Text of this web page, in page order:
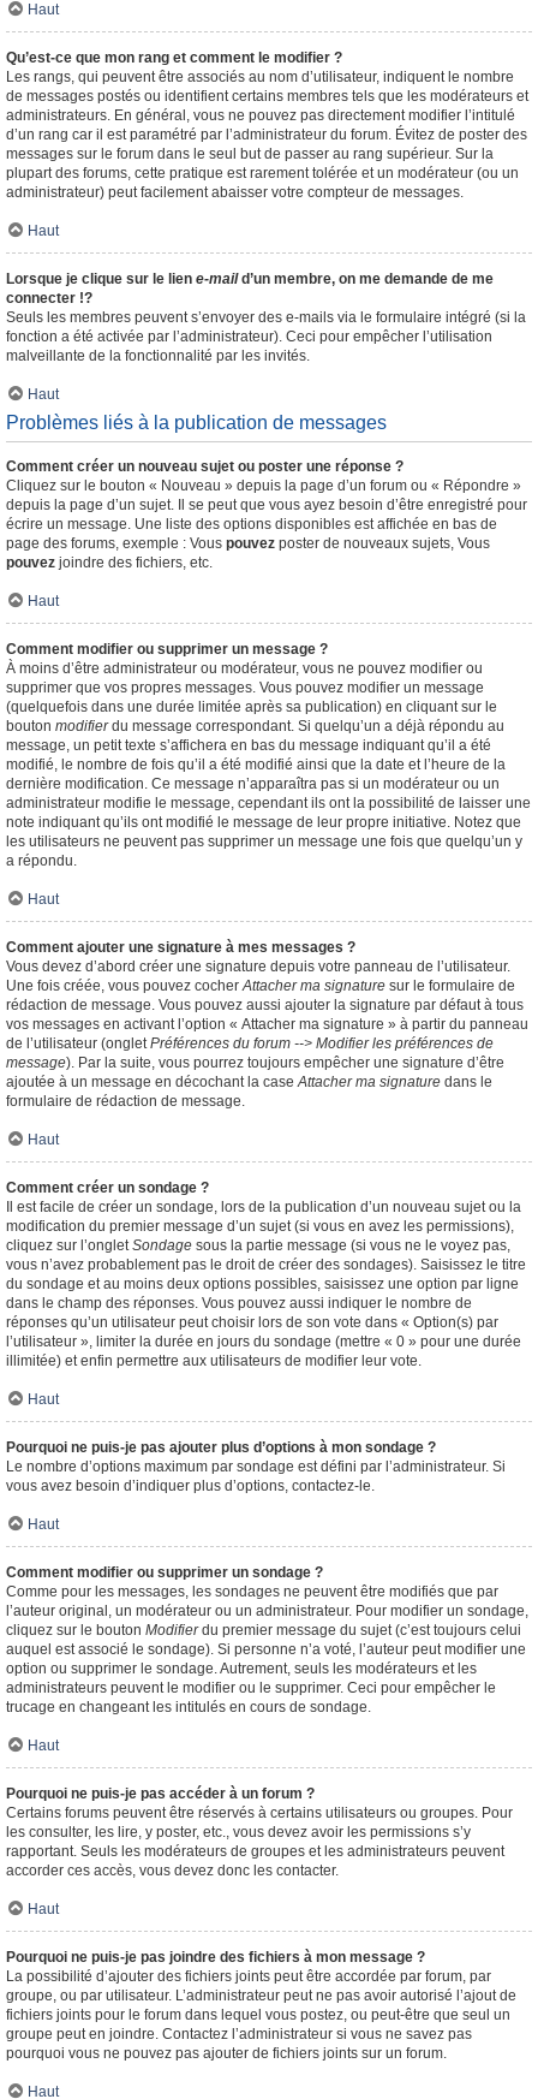
Haut
Qu’est-ce que mon rang et comment le modifier ?
Les rangs, qui peuvent être associés au nom d’utilisateur, indiquent le nombre
de messages postés ou identifient certains membres tels que les modérateurs et
administrateurs. En général, vous ne pouvez pas directement modifier l’intitulé
d’un rang car il est paramétré par l’administrateur du forum. Évitez de poster des
messages sur le forum dans le seul but de passer au rang supérieur. Sur la
plupart des forums, cette pratique est rarement tolérée et un modérateur (ou un
administrateur) peut facilement abaisser votre compteur de messages.
Haut
Lorsque je clique sur le lien e-maild’un membre, on me demande de me
connecter !?
Seuls les membres peuvent s’envoyer des e-mails via le formulaire intégré (si la
fonction a été activée par l’administrateur). Ceci pour empêcher l’utilisation
malveillante de la fonctionnalité par les invités.
Haut
Problèmes liés à la publication de messages
Comment créer un nouveau sujet ou poster une réponse ?
Cliquez sur le bouton « Nouveau » depuis la page d’un forum ou « Répondre »
depuis la page d’un sujet. Il se peut que vous ayez besoin d’être enregistré pour
écrire un message. Une liste des options disponibles est affichée en bas de
page des forums, exemple : Vous pouvez poster de nouveaux sujets, Vous
pouvez joindre des fichiers, etc.
Haut
Comment modifier ou supprimer un message ?
À moins d’être administrateur ou modérateur, vous ne pouvez modifier ou
supprimer que vos propres messages. Vous pouvez modifier un message
(quelquefois dans une durée limitée après sa publication) en cliquant sur le
bouton modifierdu message correspondant. Si quelqu’un a déjà répondu au
message, un petit texte s’affichera en bas du message indiquant qu’il a été
modifié, le nombre de fois qu’il a été modifié ainsi que la date et l’heure de la
dernière modification. Ce message n’apparaîtra pas si un modérateur ou un
administrateur modifie le message, cependant ils ont la possibilité de laisser une
note indiquant qu’ils ont modifié le message de leur propre initiative. Notez que
les utilisateurs ne peuvent pas supprimer un message une fois que quelqu’un y
a répondu.
Haut
Comment ajouter une signature à mes messages ?
Vous devez d’abord créer une signature depuis votre panneau de l’utilisateur.
Une fois créée, vous pouvez cocherAttacher ma signature sur le formulaire de
rédaction de message. Vous pouvez aussi ajouter la signature par défaut à tous
vos messages en activant l’option « Attacher ma signature » à partir du panneau
de l’utilisateur (ongletPréférences du forum --> Modifier les préférences de
message). Par la suite, vous pourrez toujours empêcher une signature d’être
ajoutée à un message en décochant la caseAttacher ma signature dans le
formulaire de rédaction de message.
Haut
Comment créer un sondage ?
Il est facile de créer un sondage, lors de la publication d’un nouveau sujet ou la
modification du premier message d’un sujet (si vous en avez les permissions),
cliquez sur l’ongletSondage sous la partie message (si vous ne le voyez pas,
vous n’avez probablement pas le droit de créer des sondages). Saisissez le titre
du sondage et au moins deux options possibles, saisissez une option par ligne
dans le champ des réponses. Vous pouvez aussi indiquer le nombre de
réponses qu’un utilisateur peut choisir lors de son vote dans « Option(s) par
l’utilisateur », limiter la durée en jours du sondage (mettre « 0 » pour une durée
illimitée) et enfin permettre aux utilisateurs de modifier leur vote.
Haut
Pourquoi ne puis-je pas ajouter plus d’options à mon sondage ?
Le nombre d’options maximum par sondage est défini par l’administrateur. Si
vous avez besoin d’indiquer plus d’options, contactez-le.
Haut
Comment modifier ou supprimer un sondage ?
Comme pour les messages, les sondages ne peuvent être modifiés que par
l’auteur original, un modérateur ou un administrateur. Pour modifier un sondage,
cliquez sur le bouton Modifierdu premier message du sujet (c’est toujours celui
auquel est associé le sondage). Si personne n’a voté, l’auteur peut modifier une
option ou supprimer le sondage. Autrement, seuls les modérateurs et les
administrateurs peuvent le modifier ou le supprimer. Ceci pour empêcher le
trucage en changeant les intitulés en cours de sondage.
Haut
Pourquoi ne puis-je pas accéder à un forum ?
Certains forums peuvent être réservés à certains utilisateurs ou groupes. Pour
les consulter, les lire, y poster, etc., vous devez avoir les permissions s’y
rapportant. Seuls les modérateurs de groupes et les administrateurs peuvent
accorder ces accès, vous devez donc les contacter.
Haut
Pourquoi ne puis-je pas joindre des fichiers à mon message ?
La possibilité d’ajouter des fichiers joints peut être accordée par forum, par
groupe, ou par utilisateur. L’administrateur peut ne pas avoir autorisé l’ajout de
fichiers joints pour le forum dans lequel vous postez, ou peut-être que seul un
groupe peut en joindre. Contactez l’administrateur si vous ne savez pas
pourquoi vous ne pouvez pas ajouter de fichiers joints sur un forum.
Haut